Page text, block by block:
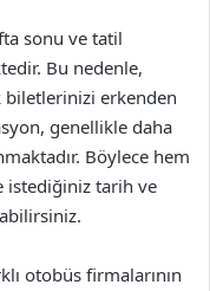
sonu ve tatil
Bu nedenle,
biletlerinizi erkenden
genellikle daha
Böylece hem
istediğiniz tarih ve
otobüs firmalarının